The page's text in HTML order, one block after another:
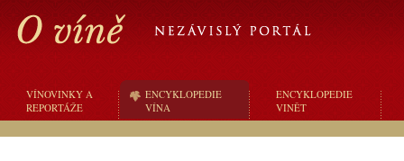
VÍNOVINKY A
REPORTÁŽE
ENCYKLOPEDIE
VÍNA
ENCYKLOPEDIE
VINĚT